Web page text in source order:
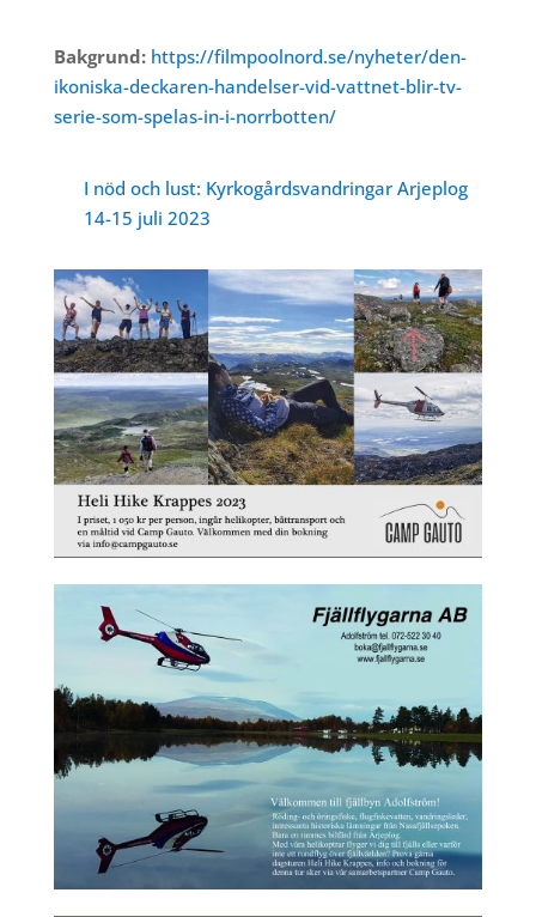
Bakgrund: https://filmpoolnord.se/nyheter/den-
ikoniska-deckaren-handelser-vid-vattnet-blir-tv-
serie-som-spelas-in-i-norrbotten/
I nöd och lust: Kyrkogårdsvandringar Arjeplog
14-15 juli 2023